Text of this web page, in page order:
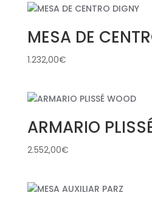
MESA DE
1.232,00€
ARMARIO
2.552,00€